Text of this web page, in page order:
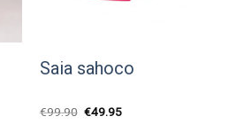
Saia sahoco
€99.90 O
€49.95O